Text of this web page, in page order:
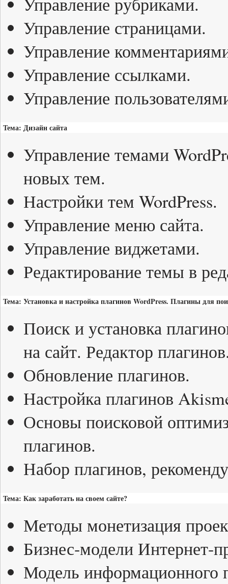
Управление страницами.
Управление
Управление ссылками.
Управление
Тема: Дизайн сайта
Управление темами
новых тем.
Настройки тем WordPress.
Управление меню сайта.
Управление виджетами.
Редактирование темы в
Тема: Установка и настройка плагинов WordPress. Плагины для
Поиск и установка
на сайт. Редактор
Обновление плагинов.
Настройка плагинов
Основы поисковой
плагинов.
Набор плагинов,
Тема: Как заработать на своем сайте?
Методы монетизация
Бизнес-модели Интернет-
Модель информационного